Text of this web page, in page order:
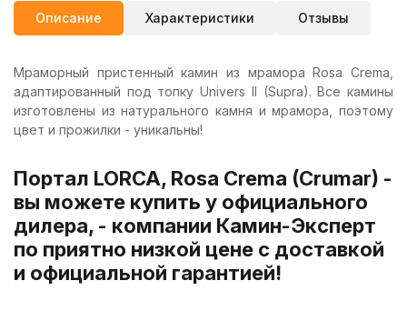
Описание Характеристики Отзывы
Мраморный пристенный камин из мрамора Rosa Crema,
адаптированный под топку Univers II (Supra). Все камины
изготовлены из натурального камня и мрамора, поэтому
цвет и прожилки - уникальны!
Портал LORCA, Rosa Crema (Crumar) -
вы можете купить у официального
дилера, - компании Камин-Эксперт
по приятно низкой цене с доставкой
и официальной гарантией!